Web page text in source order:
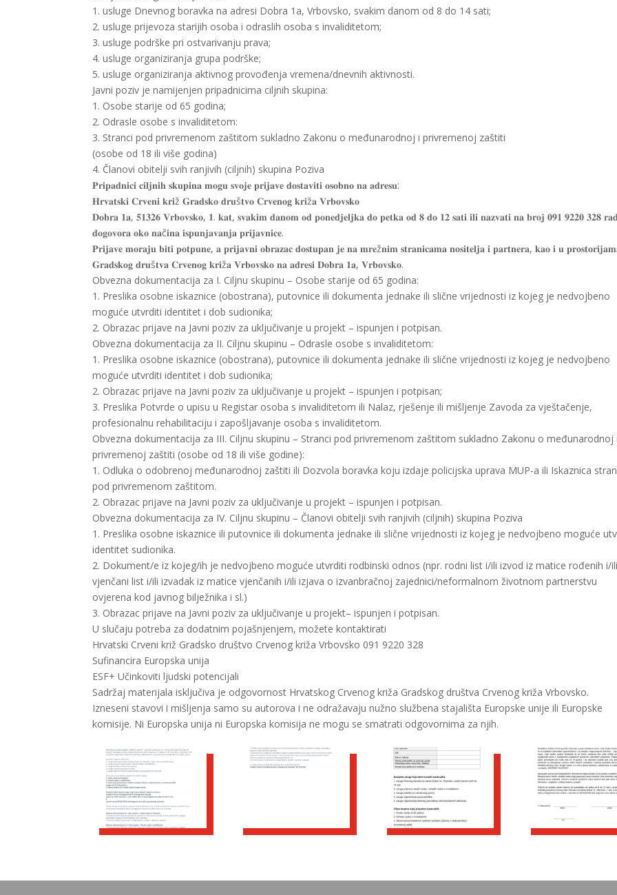
1. usluge Dnevnog boravka na adresi Dobra 1a, Vrbovsko, svakim danom od 8 do 14 sati;
2. usluge prijevoza starijih osoba i odraslih osoba s invaliditetom;
3. usluge podrške pri ostvarivanju prava;
4. usluge organiziranja grupa podrške;
5. usluge organiziranja aktivnog provođenja vremena/dnevnih aktivnosti.
Javni poziv je namijenjen pripadnicima ciljnih skupina:
1. Osobe starije od 65 godina;
2. Odrasle osobe s invaliditetom:
3. Stranci pod privremenom zaštitom sukladno Zakonu o međunarodnoj i privremenoj zaštiti
(osobe od 18 ili više godina)
4. Članovi obitelji svih ranjivih (ciljnih) skupina Poziva
𝐏𝐫𝐢𝐩𝐚𝐝𝐧𝐢𝐜𝐢 𝐜𝐢𝐥𝐣𝐧𝐢𝐡 𝐬𝐤𝐮𝐩𝐢𝐧𝐚 𝐦𝐨𝐠𝐮 𝐬𝐯𝐨𝐣𝐞 𝐩𝐫𝐢𝐣𝐚𝐯𝐞 𝐝𝐨𝐬𝐭𝐚𝐯𝐢𝐭𝐢 𝐨𝐬𝐨𝐛𝐧𝐨 𝐧𝐚 𝐚𝐝𝐫𝐞𝐬𝐮:
𝐇𝐫𝐯𝐚𝐭𝐬𝐤𝐢 𝐂𝐫𝐯𝐞𝐧𝐢 𝐤𝐫𝐢ž 𝐆𝐫𝐚𝐝𝐬𝐤𝐨 𝐝𝐫𝐮š𝐭𝐯𝐨 𝐂𝐫𝐯𝐞𝐧𝐨𝐠 𝐤𝐫𝐢ž𝐚 𝐕𝐫𝐛𝐨𝐯𝐬𝐤𝐨
𝐃𝐨𝐛𝐫𝐚 𝟏𝐚, 𝟓𝟏𝟑𝟐𝟔 𝐕𝐫𝐛𝐨𝐯𝐬𝐤𝐨, 𝟏. 𝐤𝐚𝐭, 𝐬𝐯𝐚𝐤𝐢𝐦 𝐝𝐚𝐧𝐨𝐦 𝐨𝐝 𝐩𝐨𝐧𝐞𝐝𝐣𝐞𝐥𝐣𝐤𝐚 𝐝𝐨 𝐩𝐞𝐭𝐤𝐚 𝐨𝐝 𝟖 𝐝𝐨 𝟏𝟐 𝐬𝐚𝐭𝐢 𝐢𝐥𝐢 𝐧𝐚𝐳𝐯𝐚𝐭𝐢 𝐧𝐚 𝐛𝐫𝐨𝐣 𝟎𝟗𝟏 𝟗𝟐𝟐𝟎 𝟑𝟐𝟖
𝐝𝐨𝐠𝐨𝐯𝐨𝐫𝐚 𝐨𝐤𝐨 𝐧𝐚č𝐢𝐧𝐚 𝐢𝐬𝐩𝐮𝐧𝐣𝐚𝐯𝐚𝐧𝐣𝐚 𝐩𝐫𝐢𝐣𝐚𝐯𝐧𝐢𝐜𝐞.
𝐏𝐫𝐢𝐣𝐚𝐯𝐞 𝐦𝐨𝐫𝐚𝐣𝐮 𝐛𝐢𝐭𝐢 𝐩𝐨𝐭𝐩𝐮𝐧𝐞, 𝐚 𝐩𝐫𝐢𝐣𝐚𝐯𝐧𝐢 𝐨𝐛𝐫𝐚𝐳𝐚𝐜 𝐝𝐨𝐬𝐭𝐮𝐩𝐚𝐧 𝐣𝐞 𝐧𝐚 𝐦𝐫𝐞ž𝐧𝐢𝐦 𝐬𝐭𝐫𝐚𝐧𝐢𝐜𝐚𝐦𝐚 𝐧𝐨𝐬𝐢𝐭𝐞𝐥𝐣𝐚 𝐢 𝐩𝐚𝐫𝐭𝐧𝐞𝐫𝐚, 𝐤𝐚𝐨 𝐢 𝐮
𝐆𝐫𝐚𝐝𝐬𝐤𝐨𝐠 𝐝𝐫𝐮š𝐭𝐯𝐚 𝐂𝐫𝐯𝐞𝐧𝐨𝐠 𝐤𝐫𝐢ž𝐚 𝐕𝐫𝐛𝐨𝐯𝐬𝐤𝐨 𝐧𝐚 𝐚𝐝𝐫𝐞𝐬𝐢 𝐃𝐨𝐛𝐫𝐚 𝟏𝐚, 𝐕𝐫𝐛𝐨𝐯𝐬𝐤𝐨.
Obvezna dokumentacija za I. Ciljnu skupinu – Osobe starije od 65 godina:
1. Preslika osobne iskaznice (obostrana), putovnice ili dokumenta jednake ili slične vrijednosti iz kojeg je nedvojbeno
moguće utvrditi identitet i dob sudionika;
2. Obrazac prijave na Javni poziv za uključivanje u projekt – ispunjen i potpisan.
Obvezna dokumentacija za II. Ciljnu skupinu – Odrasle osobe s invaliditetom:
1. Preslika osobne iskaznice (obostrana), putovnice ili dokumenta jednake ili slične vrijednosti iz kojeg je nedvojbeno
moguće utvrditi identitet i dob sudionika;
2. Obrazac prijave na Javni poziv za uključivanje u projekt – ispunjen i potpisan;
3. Preslika Potvrde o upisu u Registar osoba s invaliditetom ili Nalaz, rješenje ili mišljenje Zavoda za vještačenje,
profesionalnu rehabilitaciju i zapošljavanje osoba s invaliditetom.
Obvezna dokumentacija za III. Ciljnu skupinu – Stranci pod privremenom zaštitom sukladno Zakonu o međunarodnoj
privremenoj zaštiti (osobe od 18 ili više godine):
1. Odluka o odobrenoj međunarodnoj zaštiti ili Dozvola boravka koju izdaje policijska uprava MUP-a ili Iskaznica
pod privremenom zaštitom.
2. Obrazac prijave na Javni poziv za uključivanje u projekt – ispunjen i potpisan.
Obvezna dokumentacija za IV. Ciljnu skupinu – Članovi obitelji svih ranjivih (ciljnih) skupina Poziva
1. Preslika osobne iskaznice ili putovnice ili dokumenta jednake ili slične vrijednosti iz kojeg je nedvojbeno moguće
identitet sudionika.
2. Dokument/e iz kojeg/ih je nedvojbeno moguće utvrditi rodbinski odnos (npr. rodni list i/ili izvod iz matice rođenih i/
vjenčani list i/ili izvadak iz matice vjenčanih i/ili izjava o izvanbračnoj zajednici/neformalnom životnom partnerstvu
ovjerena kod javnog bilježnika i sl.)
3. Obrazac prijave na Javni poziv za uključivanje u projekt– ispunjen i potpisan.
U slučaju potreba za dodatnim pojašnjenjem, možete kontaktirati
Hrvatski Crveni križ Gradsko društvo Crvenog križa Vrbovsko 091 9220 328
Sufinancira Europska unija
ESF+ Učinkoviti ljudski potencijali
Sadržaj materijala isključiva je odgovornost Hrvatskog Crvenog križa Gradskog društva Crvenog križa Vrbovsko.
Izneseni stavovi i mišljenja samo su autorova i ne odražavaju nužno službena stajališta Europske unije ili Europske
komisije. Ni Europska unija ni Europska komisija ne mogu se smatrati odgovornima za njih.